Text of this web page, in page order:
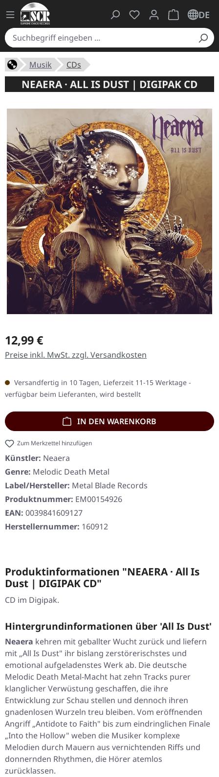
Du hast 0 Produkte
Warenkorb
DE
Musik CDs
NEAERA · ALL IS DUST | DIGIPAK CD
Regulärer Preis:
12,99 €
Preise inkl. MwSt. zzgl. Versandkosten
Versandfertig in 10 Tagen, Lieferzeit 11-15 Werktage -
verfügbar beim Lieferanten, wird bestellt
IN DEN WARENKORB
Zum Merkzettel hinzufügen
Künstler: Neaera
Genre: Melodic Death Metal
Label/Hersteller: Metal Blade Records
Produktnummer: EM00154926
EAN: 0039841609127
Herstellernummer: 160912
Produktinformationen "NEAERA · All Is
Dust | DIGIPAK CD"
CD im Digipak.
Hintergrundinformationen über 'All Is Dust'
Neaera kehren mit geballter Wucht zurück und liefern
mit „All Is Dust" ihr bislang zerstörerischstes und
emotional aufgeladenstes Werk ab. Die deutsche
Melodic Death Metal-Macht hat zehn Tracks purer
klanglicher Verwüstung geschaffen, die ihre
Entwicklung zur Schau stellen und dennoch ihren
gnadenlosen Wurzeln treu bleiben. Vom eröffnenden
Angriff „Antidote to Faith" bis zum eindringlichen Finale
„Into the Hollow" weben die Musiker komplexe
Melodien durch Mauern aus vernichtenden Riffs und
donnernden Rhythmen, die Hörer atemlos
zurücklassen.